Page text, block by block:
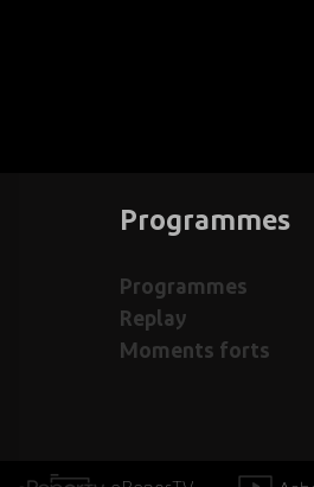
Programmes
Programmes
Replay
Moments forts